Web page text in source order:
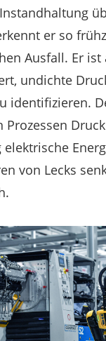
er so
Ausfall. Er ist
undichte
identifizieren.
elektrische
von Lecks